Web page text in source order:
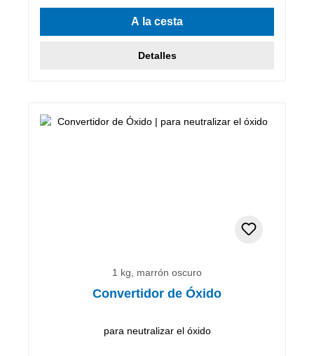
A la cesta
Detalles
1 kg, marrón oscuro
Convertidor de Óxido
para neutralizar el óxido